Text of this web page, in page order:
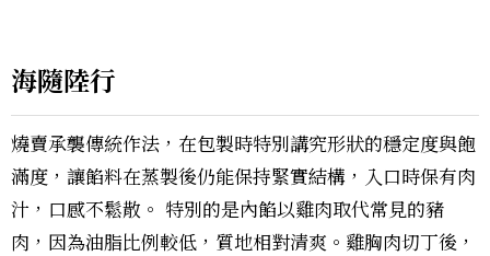
海隨陸行
燒賣承襲傳統作法，在包製時特別講究形狀的穩定度與飽
滿度，讓餡料在蒸製後仍能保持緊實結構，入口時保有肉
汁，口感不鬆散。 特別的是內餡以雞肉取代常見的豬
肉，因為油脂比例較低，質地相對清爽。雞胸肉切丁後，